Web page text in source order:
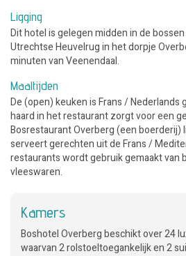
Ligging
Dit hotel is gelegen midden in de
Utrechtse Heuvelrug in het dorpje
minuten van Veenendaal.
Maaltijden
De (open) keuken is Frans /
haard in het restaurant zorgt voor een
Bosrestaurant Overberg (een
serveert gerechten uit de Frans /
restaurants wordt gebruik gemaakt van
vleeswaren.
Kamers
Boshotel Overberg beschikt over 24
waarvan 2 rolstoeltoegankelijk en 2